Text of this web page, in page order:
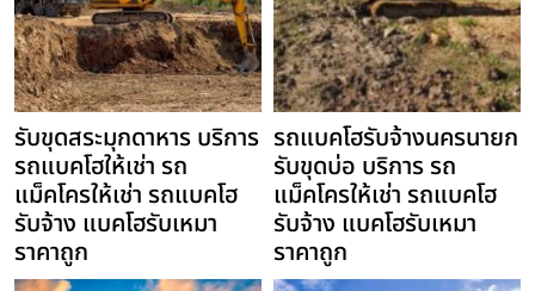
รับขุดสระมุกดาหาร บริการ
รถแบคโฮให้เช่า รถ
แม็คโครให้เช่า รถแบคโฮ
รับจ้าง แบคโฮรับเหมา
ราคาถูก
รถแบคโฮรับจ้างนครนายก
รับขุดบ่อ บริการ รถ
แม็คโครให้เช่า รถแบคโฮ
รับจ้าง แบคโฮรับเหมา
ราคาถูก